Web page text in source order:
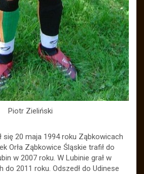
Piotr Zieliński
się 20 maja 1994 roku Ząbkowicach
Orła Ząbkowice Śląskie trafił do
w 2007 roku. W Lubinie grał w
do 2011 roku. Odszedł do Udinese